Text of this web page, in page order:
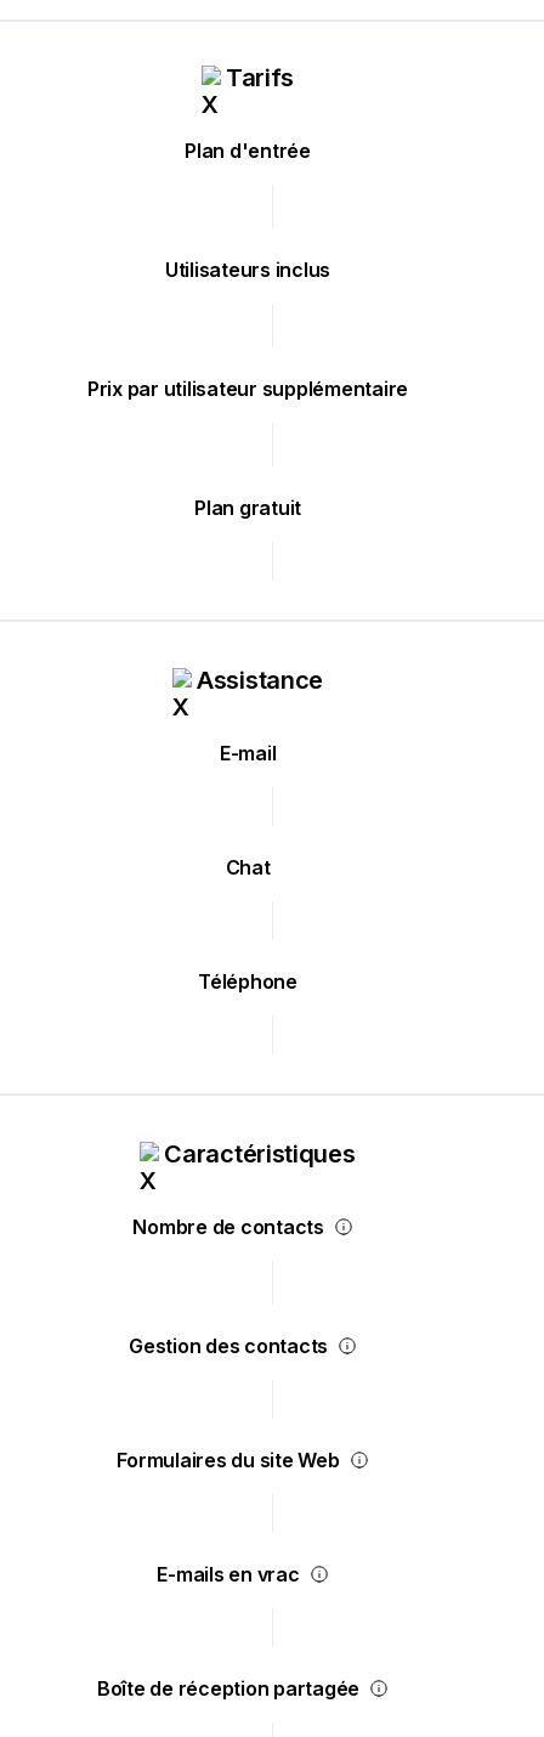
Tarifs
Plan d'entrée
Utilisateurs inclus
Prix par utilisateur supplémentaire
Plan gratuit
Assistance
E-mail
Chat
Téléphone
Caractéristiques
Nombre de contacts
Gestion des contacts
Formulaires du site Web
E-mails en vrac
Boîte de réception partagée